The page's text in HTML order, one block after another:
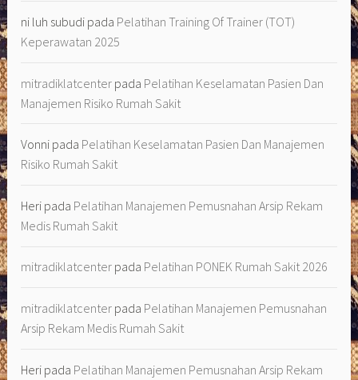
ni luh subudi pada Pelatihan Training Of Trainer (TOT)
Keperawatan 2025
mitradiklatcenter pada Pelatihan Keselamatan Pasien Dan
Manajemen Risiko Rumah Sakit
Vonni pada Pelatihan Keselamatan Pasien Dan Manajemen
Risiko Rumah Sakit
Heri pada Pelatihan Manajemen Pemusnahan Arsip Rekam
Medis Rumah Sakit
mitradiklatcenter pada Pelatihan PONEK Rumah Sakit 2026
mitradiklatcenter pada Pelatihan Manajemen Pemusnahan
Arsip Rekam Medis Rumah Sakit
Heri pada Pelatihan Manajemen Pemusnahan Arsip Rekam